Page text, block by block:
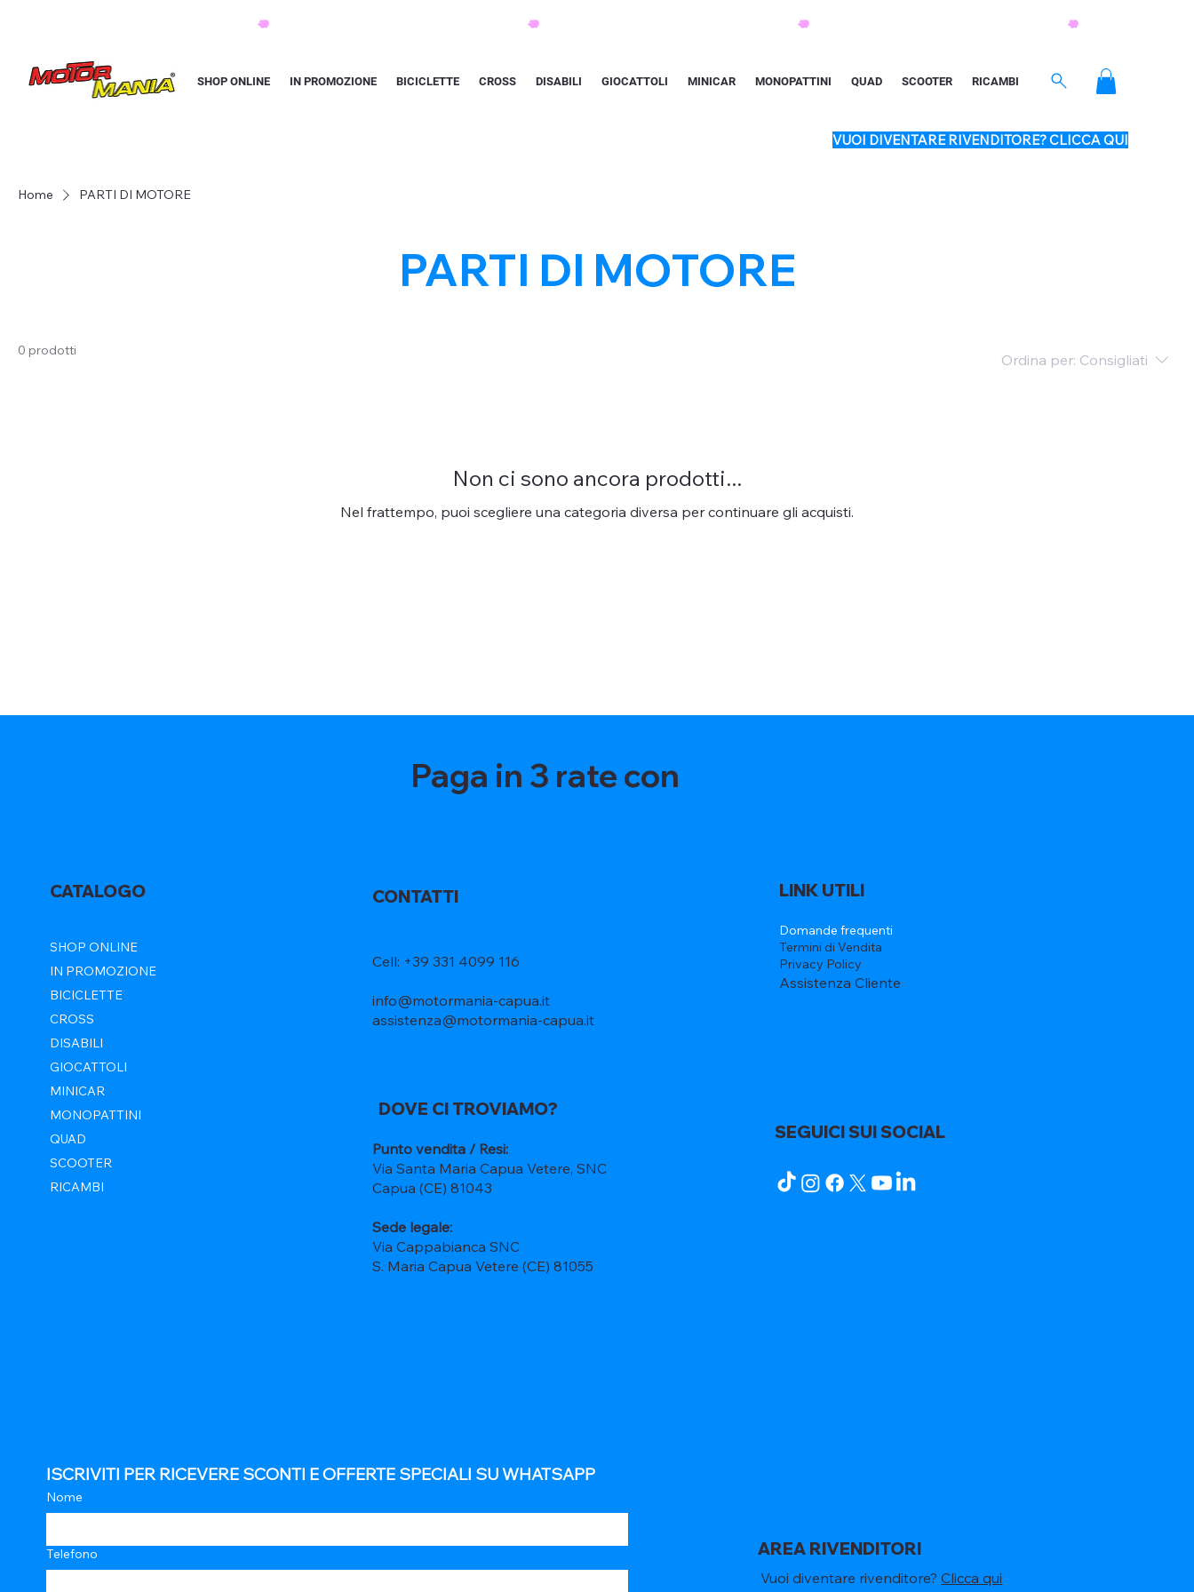
SHOP ONLINE IN PROMOZIONE BICICLETTE CROSS DISABILI GIOCATTOLI MINICAR MONOPATTINI QUAD SCOOTER RICAMBI
VUOI DIVENTARE RIVENDITORE? CLICCA QUI
Home PARTI DI MOTORE
PARTI DI MOTORE
0 prodotti
Ordina per: Consigliati
Non ci sono ancora prodotti...
Nel frattempo, puoi scegliere una categoria diversa per continuare gli acquisti.
Paga in 3 rate con
CATALOGO
SHOP ONLINE
IN PROMOZIONE
BICICLETTE
CROSS
DISABILI
GIOCATTOLI
MINICAR
MONOPATTINI
QUAD
SCOOTER
RICAMBI
CONTATTI
Cell: +39 331 4099 116
info@motormania-capua.it
assistenza@motormania-capua.it
DOVE CI TROVIAMO?
Punto vendita / Resi:
Via Santa Maria Capua Vetere, SNC
Capua (CE) 81043
Sede legale:
Via Cappabianca SNC
S. Maria Capua Vetere (CE) 81055
LINK UTILI
Domande frequenti
Termini di Vendita
Privacy Policy
Assistenza Cliente
SEGUICI SUI SOCIAL
ISCRIVITI PER RICEVERE SCONTI E OFFERTE SPECIALI SU WHATSAPP
Nome
Telefono AREA RIVENDITORI
Vuoi diventare rivenditore?Clicca qui